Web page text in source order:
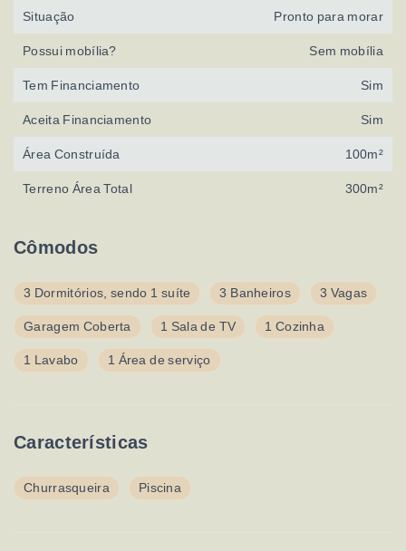
Cômodos
3 Dormitórios, sendo 1 suíte 3 Banheiros 3 Vagas
Garagem Coberta 1 Sala de TV 1 Cozinha
1 Lavabo 1 Área de serviço
Características
Churrasqueira Piscina
Situação Pronto para morar
Possui mobília? Sem mobília
Tem Financiamento Sim
Aceita Financiamento Sim
Área Construída 100m²
Terreno Área Total 300m²